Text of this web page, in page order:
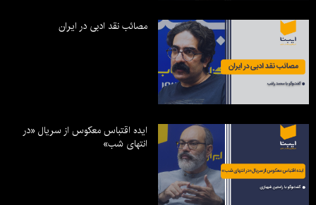
مصائب نقد ادبی در ایران
ایده اقتباس معکوس از سریال «در
انتهای شب»